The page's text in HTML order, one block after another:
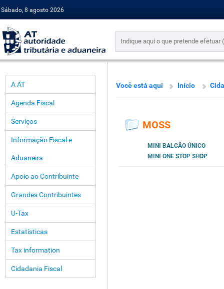
Sábado, 8 agosto 2026
A AT
Agenda Fiscal
Serviços
Informação Fiscal e
Aduaneira
Apoio ao Contribuinte
Grandes Contribuintes
U-Tax
Estatísticas
Tax information
Cidadania Fiscal
Você está aqui Início
MOSS
MINI BALCÃO ÚNICO
MINI ONE STOP SHOP